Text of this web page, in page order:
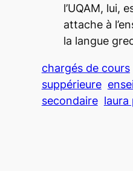
l’UQAM, lui,
attache à
la langue
chargés de cours
suppérieure
secondaire laura